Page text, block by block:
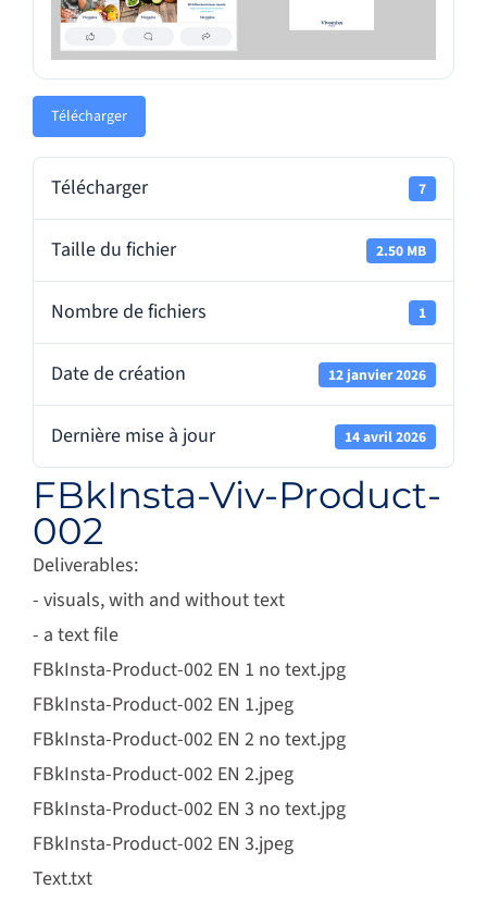
Télécharger
Télécharger 7
Taille du fichier 2.50 MB
Nombre de fichiers 1
Date de création 12 janvier 2026
Dernière mise à jour 14 avril 2026
FBkInsta-Viv-Product-
002
Deliverables:
- visuals, with and without text
- a text file
FBkInsta-Product-002 EN 1 no text.jpg
FBkInsta-Product-002 EN 1.jpeg
FBkInsta-Product-002 EN 2 no text.jpg
FBkInsta-Product-002 EN 2.jpeg
FBkInsta-Product-002 EN 3 no text.jpg
FBkInsta-Product-002 EN 3.jpeg
Text.txt